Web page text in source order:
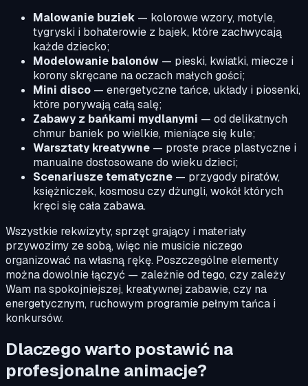
Malowanie buziek — kolorowe wzory, motyle,
tygryski i bohaterowie z bajek, które zachwycają
każde dziecko;
Modelowanie balonów — pieski, kwiatki, miecze i
korony skręcane na oczach małych gości;
Mini disco — energetyczne tańce, układy i piosenki,
które porywają całą salę;
Zabawy z bańkami mydlanymi — od delikatnych
chmur baniek po wielkie, mieniące się kule;
Warsztaty kreatywne — proste prace plastyczne i
manualne dostosowane do wieku dzieci;
Scenariusze tematyczne — przygody piratów,
księżniczek, kosmosu czy dżungli, wokół których
kręci się cała zabawa.
Wszystkie rekwizyty, sprzęt grający i materiały
przywozimy ze sobą, więc nie musicie niczego
organizować na własną rękę. Poszczególne elementy
można dowolnie łączyć — zależnie od tego, czy zależy
Wam na spokojniejszej, kreatywnej zabawie, czy na
energetycznym, ruchowym programie pełnym tańca i
konkursów.
Dlaczego warto postawić na
profesjonalne animacje?